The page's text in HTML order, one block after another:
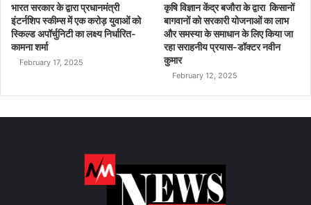
भारत सरकार के द्वारा प्रधानमंत्री
इंटर्नशिप स्कीम्स में एक करोड़ युवाओं को
स्किल्ड अपॉर्चुनिटी का लक्ष्य निर्धारित-
कामना शर्मा
February 17, 2025
कृषि विज्ञान केंद्र बजौरा के द्वारा किसानों
बागवानों को सरकारी योजनाओं का लाभ
और समस्या के समाधान के लिए किया जा
रहा सराहनीय प्रयास-डॉक्टर नवीन
कुमार
February 12, 2025